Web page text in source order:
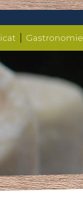
Gastronomie